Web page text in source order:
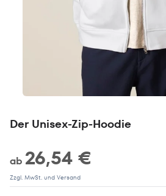
Der Unisex-Zip-Hoodie
ab 26,54 €
Zzgl. MwSt. und Versand